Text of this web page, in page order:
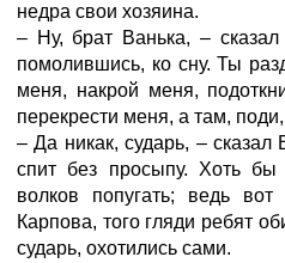
недра свои хозяина.
– Ну, брат Ванька, –
помолившись, ко сну. Ты
меня, накрой меня,
перекрести меня, а там,
– Да никак, сударь, – сказал
спит без просыпу. Хоть бы
волков попугать; ведь
Карпова, того гляди ребят
сударь, охотились сами.